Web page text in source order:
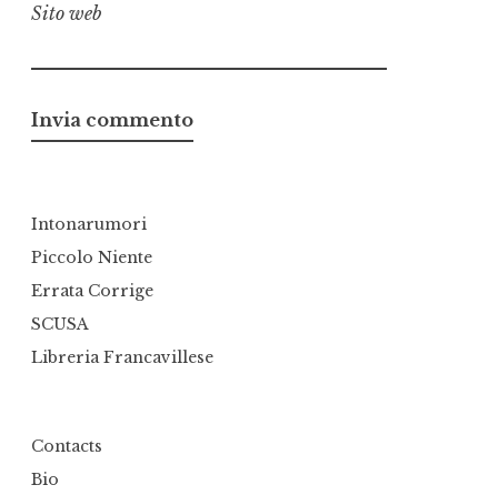
Sito web
Intonarumori
Piccolo Niente
Errata Corrige
SCUSA
Libreria Francavillese
Contacts
Bio